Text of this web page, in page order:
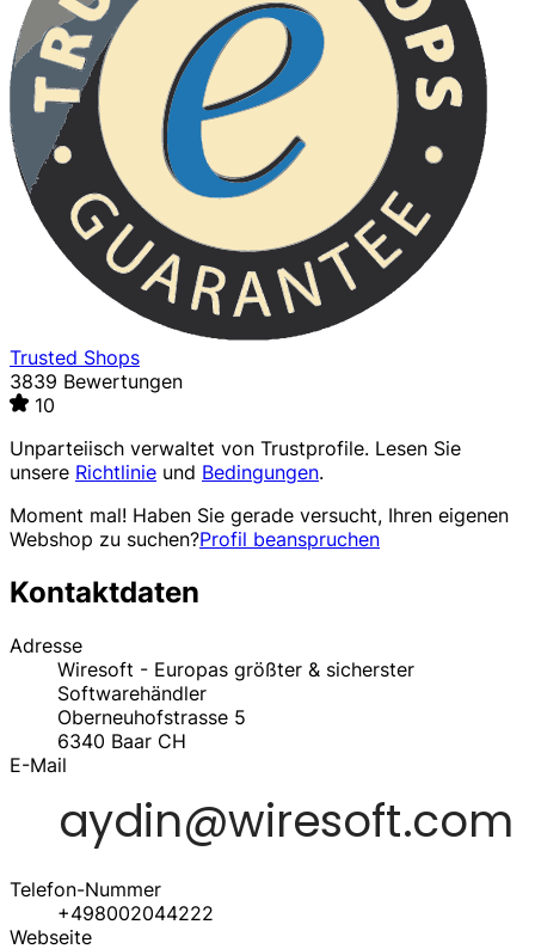
Trusted Shops
3839 Bewertungen
10
Unparteiisch verwaltet von Trustprofile. Lesen Sie
unsere Richtlinie und Bedingungen.
Moment mal! Haben Sie gerade versucht, Ihren eigenen
Webshop zu suchen?Profil beanspruchen
Kontaktdaten
Adresse
Wiresoft - Europas größter & sicherster
Softwarehändler
Oberneuhofstrasse 5
6340 Baar CH
E-Mail
Telefon-Nummer
+498002044222
Webseite